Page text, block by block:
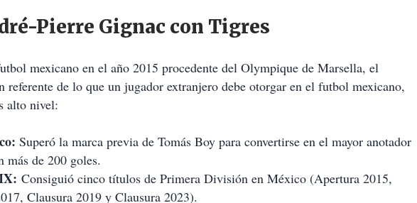
Pierre Gignac con Tigres
mexicano en el año 2015 procedente del Olympique de Marsella, el
referente de lo que un jugador extranjero debe otorgar en el futbol mexicano,
alto nivel:
Superó la marca previa de Tomás Boy para convertirse en el mayor anotador
más de 200 goles.
Consiguió cinco títulos de Primera División en México (Apertura 2015,
Clausura 2019 y Clausura 2023).